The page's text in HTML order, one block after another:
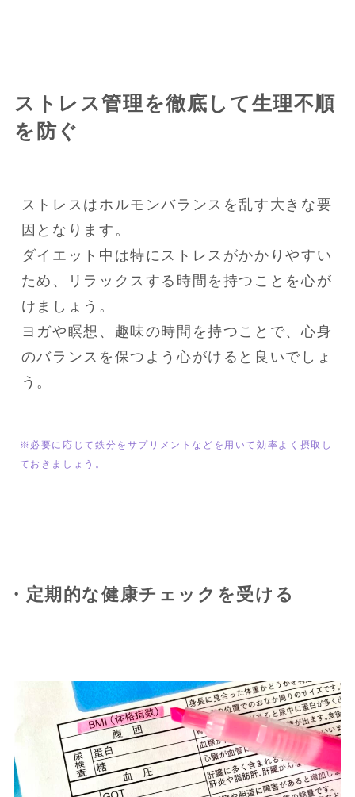
ストレス管理を徹底して生理不順
を防ぐ
ストレスはホルモンバランスを乱す大きな要
因となります。
ダイエット中は特にストレスがかかりやすい
ため、リラックスする時間を持つことを心が
けましょう。
ヨガや瞑想、趣味の時間を持つことで、心身
のバランスを保つよう心がけると良いでしょ
う。
※必要に応じて鉄分をサプリメントなどを用いて効率よく摂取し
ておきましょう。
・定期的な健康チェックを受ける